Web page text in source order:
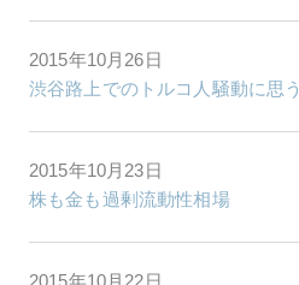
2015年10月26日
渋谷路上でのトルコ人騒動に思う
2015年10月23日
株も金も過剰流動性相場
2015年10月22日